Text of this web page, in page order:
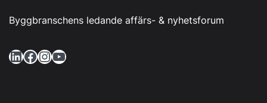
Byggbranschens ledande affärs- & nyhetsforum
LinkedIn Facebook InstagramYouTube